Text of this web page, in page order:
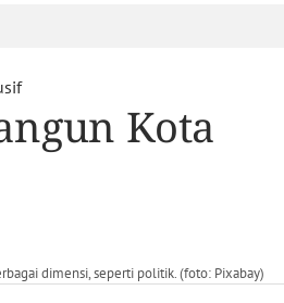
Kota
dimensi, seperti politik. (foto: Pixabay)